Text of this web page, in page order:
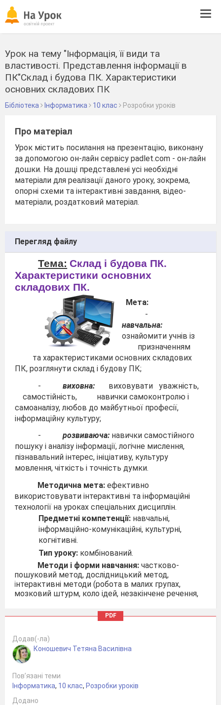
Урок на тему "Інформація, її види та
властивості. Представлення інформації в
ПК"Склад і будова ПК. Характеристики
основних складових ПК
Бібліотека Інформатика 10 клас Розробки уроків
Про матеріал
Урок містить посилання на презентацію, виконану
за допомогою он-лайн сервісу padlet.com - он-лайн
дошки. На дошці представлені усі необхідні
матеріали для реалізації даного уроку, зокрема,
опорні схеми та інтерактивні завдання, відео-
матеріали, роздатковий матеріал.
Перегляд файлу
Тема: Склад і будова ПК.
Характеристики основних
складових ПК.
Мета:
-
навчальна:
ознайомити учнів із
призначенням
та характеристиками основних складових
ПК, розглянути склад і будову ПК;
-
виховна: виховувати уважність,
самостійність, навички самоконтролю і
самоаналізу, любов до майбутньої професії,
інформаційну культуру;
-
розвиваюча: навички самостійного
пошуку і аналізу інформації, логічне мислення,
пізнавальний інтерес, ініціативу, культуру
мовлення, чіткість і точність думки.
Методична мета: ефективно
використовувати інтерактивні та інформаційні
технології на уроках спеціальних дисциплін.
Предметні компетенції:навчальні,
інформаційно-комунікаційні, культурні,
когнітивні.
Тип уроку:комбінований.
Методи і форми навчання:частково-
пошуковий метод, дослідницький метод,
інтерактивні методи (робота в малих групах,
мозковий штурм, коло ідей, незакінчене речення,
Методичне забезпечення:
матеріалу на уроці, інтерактивні завдання,
розроблені у додатку Web 2.0LearningApps
домашнє завдання, розроблене та розміщене на
Матеріально-технічне забезпечення:
проектор, екран, зразки складових ПК.
PDF
Додав(-ла)
Коношевич Тетяна Василівна
Пов’язані теми
Інформатика, 10 клас, Розробки уроків
Додано